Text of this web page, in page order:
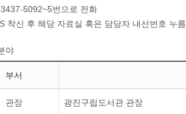
5092~5번으로 전화
착신 후 해당 자료실 혹은 담당자 내선번호 누름
야
부서
관장 광진구립도서관 관장